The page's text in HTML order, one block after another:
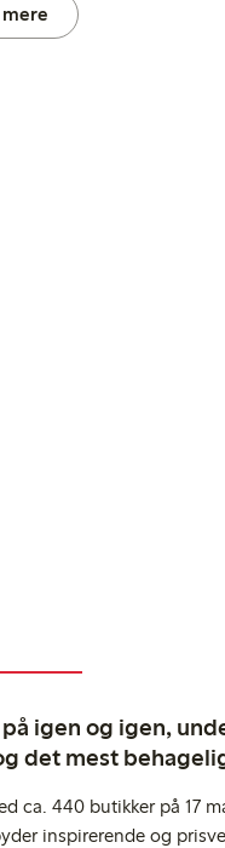
igen og igen,
det mest
ca. 440 butikker på 17
inspirerende og